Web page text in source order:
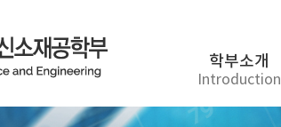
학부소개
Introduction